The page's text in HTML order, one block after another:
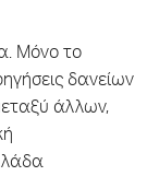
Μόνο το
δανείων
άλλων,